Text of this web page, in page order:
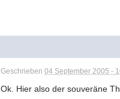
Geschrieben04 September 2005 -
Ok. Hier also der souveräne